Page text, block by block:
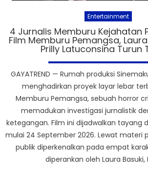
Entertainment
4 Jurnalis Memburu Kejahatan
Film Memburu Pemangsa,
Prilly Latuconsina Turun
GAYATREND — Rumah produksi
menghadirkan proyek layar lebar
Memburu Pemangsa, sebuah horror
memadukan investigasi jurnalistik
ketegangan. Film ini dijadwalkan tayang
mulai 24 September 2026. Lewat materi
publik diperkenalkan pada empat
diperankan oleh Laura Basuki,